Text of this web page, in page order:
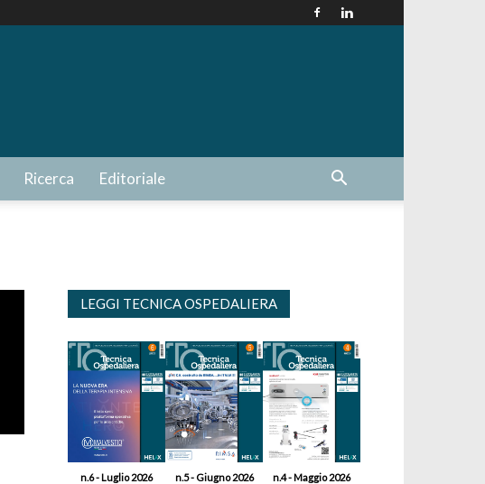
Ricerca Editoriale
LEGGI TECNICA OSPEDALIERA
n.6 - Luglio 2026 n.5 - Giugno 2026 n.4 - Maggio 2026